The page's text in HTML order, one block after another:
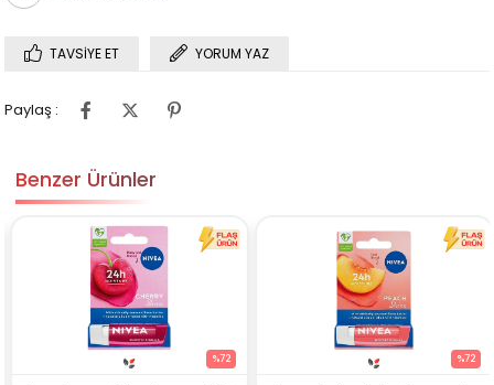
TAVSIYE ET YORUM YAZ
Paylaş :
Benzer Ürünler